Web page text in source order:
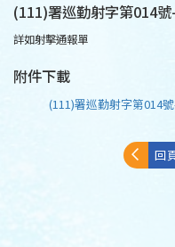
(111)署巡勤射字第014
詳如射擊通報單
附件下載
(111)署巡勤射字第014
回